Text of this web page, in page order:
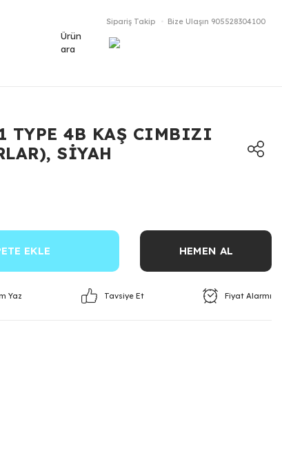
Sipariş Takip Bize Ulaşın 905528304100
Ürün
ara
TYPE 4B KAŞ CIMBIZI
SİYAH
EKLE HEMEN AL
Yaz Tavsiye Et Fiyat Alarmı